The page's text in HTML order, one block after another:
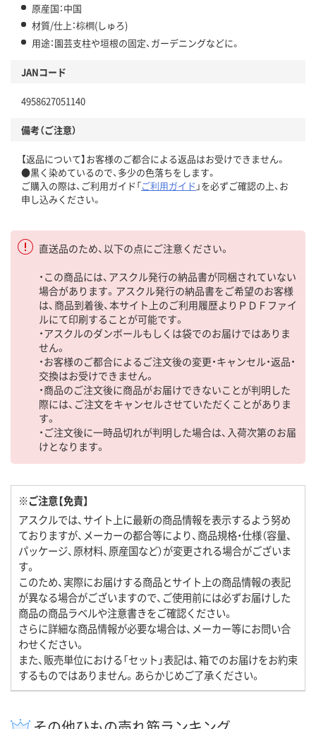
原産国：中国
材質/仕上：棕櫚(しゅろ)
用途：園芸支柱や垣根の固定、ガーデニングなどに。
JANコード
4958627051140
備考（ご注意）
【返品について】お客様のご都合による返品はお受けできません。
●黒く染めているので、多少の色落ちをします。
ご購入の際は、ご利用ガイド「ご利用ガイド 」を必ずご確認の上、お
申し込みください。
直送品のため、以下の点にご注意ください。
・この商品には、アスクル発行の納品書が同梱されていない
場合があります。アスクル発行の納品書をご希望のお客様
は、商品到着後、本サイト上のご利用履歴よりＰＤＦファイ
ルにて印刷することが可能です。
・アスクルのダンボールもしくは袋でのお届けではありま
せん。
・お客様のご都合によるご注文後の変更・キャンセル・返品・
交換はお受けできません。
・商品のご注文後に商品がお届けできないことが判明した
際には、ご注文をキャンセルさせていただくことがありま
す。
・ご注文後に一時品切れが判明した場合は、入荷次第のお届
けとなります。
※ご注意【免責】
アスクルでは、サイト上に最新の商品情報を表示するよう努め
ておりますが、メーカーの都合等により、商品規格・仕様（容量、
パッケージ、原材料、原産国など）が変更される場合がございま
す。
このため、実際にお届けする商品とサイト上の商品情報の表記
が異なる場合がございますので、ご使用前には必ずお届けした
商品の商品ラベルや注意書きをご確認ください。
さらに詳細な商品情報が必要な場合は、メーカー等にお問い合
わせください。
また、販売単位における「セット」表記は、箱でのお届けをお約束
するものではありません。あらかじめご了承ください。